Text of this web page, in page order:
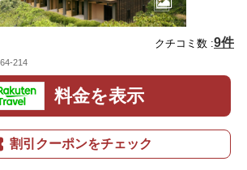
クチコミ数 :9件
214
料金を表示
割引クーポンをチェック